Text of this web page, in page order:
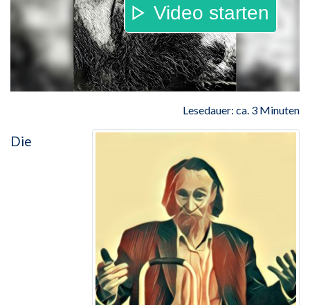
Video starten
Lesedauer: ca. 3 Minuten
Die